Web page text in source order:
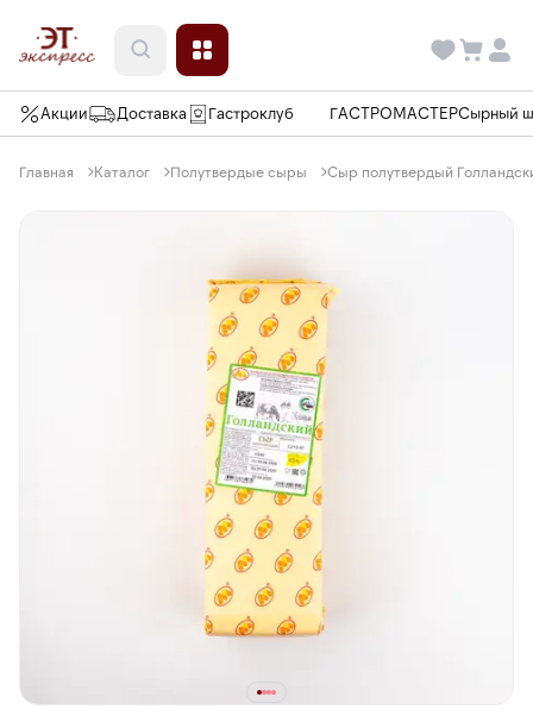
Акции Доставка Гастроклуб ГАСТРОМАСТЕРСырный
Главная Каталог Полутвердые сыры Сыр полутвердый